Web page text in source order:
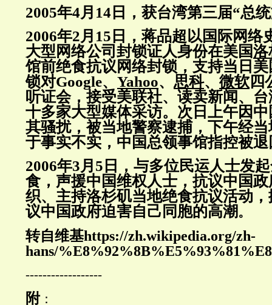
2005年4月14日，获台湾第三届“总
2006年2月15日，蒋品超以国际网络
大型网络公司封锁证人身份在美国洛
馆前绝食抗议网络封锁，支持当日
锁对Google、 Yahoo、 思科、 微软四
听证会，接受美联社、读卖新闻、
十多家大型媒体采访。次日上午因
其骚扰，被当地警察逮捕，下午经
于事实不实，中国总领事馆指控被退
2006年3月5日，与多位民运人士发
食，声援中国维权人士，抗议中国
织、主持洛杉矶当地绝食抗议活动
议中国政府迫害自己同胞的高潮 。
转自维基https://zh.wikipedia.org/zh-
hans/
------------------
附：